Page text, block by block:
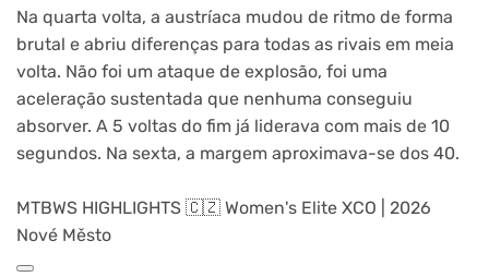
Na quarta volta, a austríaca mudou de ritmo de forma
brutal e abriu diferenças para todas as rivais em meia
volta. Não foi um ataque de explosão, foi uma
aceleração sustentada que nenhuma conseguiu
absorver. A 5 voltas do fim já liderava com mais de 10
segundos. Na sexta, a margem aproximava-se dos 40.
MTBWS HIGHLIGHTS 🇨🇿 Women's Elite XCO | 2026
Nové Město​